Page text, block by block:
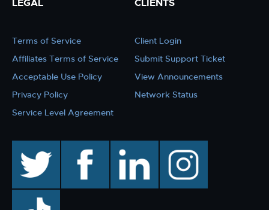
LEGAL
Terms of Service
Affiliates Terms of Service
Acceptable Use Policy
Privacy Policy
Service Level Agreement
CLIENTS
Client Login
Submit Support Ticket
View Announcements
Network Status
facebook linkedin instagram
TikTok